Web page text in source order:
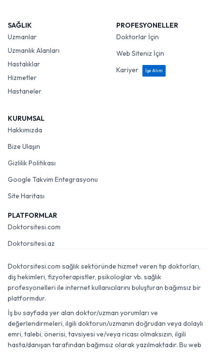
SAĞLIK
Uzmanlar
Uzmanlık Alanları
Hastalıklar
Hizmetler
Hastaneler
PROFESYONELLER
Doktorlar İçin
Web Siteniz İçin
Kariyer
İşe Alım
KURUMSAL
Hakkımızda
Bize Ulaşın
Gizlilik Politikası
Google Takvim Entegrasyonu
Site Haritası
PLATFORMLAR
Doktorsitesi.com
Doktorsitesi.az
Doktorsitesi.com sağlık sektöründe hizmet veren tıp doktorları,
diş hekimleri, fizyoterapistler, psikologlar vb. sağlık
profesyonelleri ile internet kullanıcılarını buluşturan bağımsız bir
platformdur.
İş bu sayfada yer alan doktor/uzman yorumları ve
değerlendirmeleri, ilgili doktorun/uzmanın doğrudan veya dolaylı
emri, talebi, önerisi, tavsiyesi ve/veya ricası olmaksızın, ilgili
hasta/danışan tarafından bağımsız olarak yazılmaktadır. Bu web